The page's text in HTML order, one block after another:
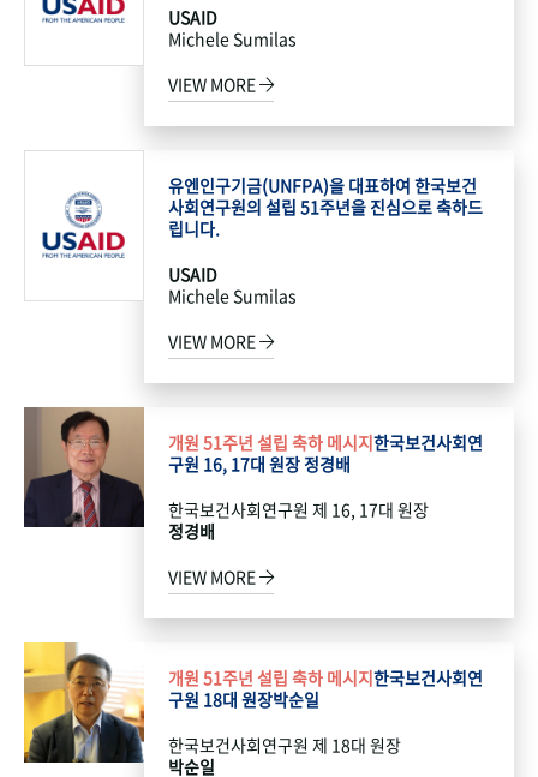
USAID
Michele Sumilas
VIEW MORE
유엔인구기금(UNFPA)을 대표하여 한국보건
사회연구원의 설립 51주년을 진심으로 축하드
립니다.
USAID
Michele Sumilas
VIEW MORE
개원 51주년 설립 축하 메시지한국보건사회연
구원 16, 17대 원장 정경배
한국보건사회연구원 제 16, 17대 원장
정경배
VIEW MORE
개원 51주년 설립 축하 메시지한국보건사회연
구원 18대 원장박순일
한국보건사회연구원 제 18대 원장
박순일